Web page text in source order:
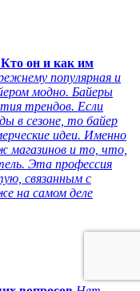
Кто он и как им
популярная и
модно. Байеры
трендов. Если
в сезоне, то байер
идеи. Именно
магазинов и то, что,
Эта профессия
связанным с
на самом деле